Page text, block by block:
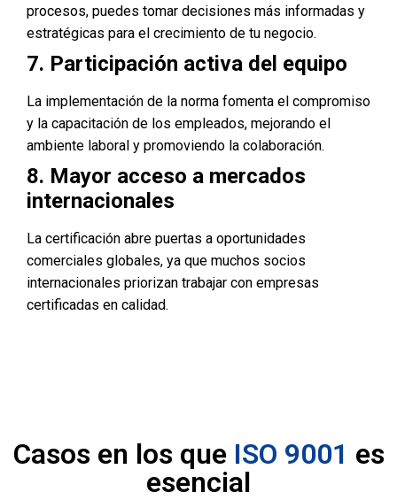
procesos, puedes tomar decisiones más informadas y
estratégicas para el crecimiento de tu negocio.
7. Participación activa del equipo
La implementación de la norma fomenta el compromiso
y la capacitación de los empleados, mejorando el
ambiente laboral y promoviendo la colaboración.
8. Mayor acceso a mercados
internacionales
La certificación abre puertas a oportunidades
comerciales globales, ya que muchos socios
internacionales priorizan trabajar con empresas
certificadas en calidad.
Casos en los que ISO 9001 es
esencial